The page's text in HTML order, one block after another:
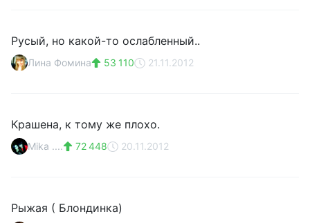
Русый, но какой-то ослабленный..
Лина Фомина 53 110 21.11.2012
Крашена, к тому же плохо.
Mika .... 72 448 20.11.2012
Рыжая ( Блондинка)